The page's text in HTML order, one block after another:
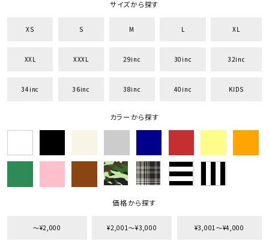
サイズから探す
XS S M L XL
XXL XXXL 29inc 30inc 32inc
34inc 36inc 38inc 40inc KIDS
カラーから探す
価格から探す
〜¥2,000 ¥2,001〜¥3,000 ¥3,001〜¥4,000